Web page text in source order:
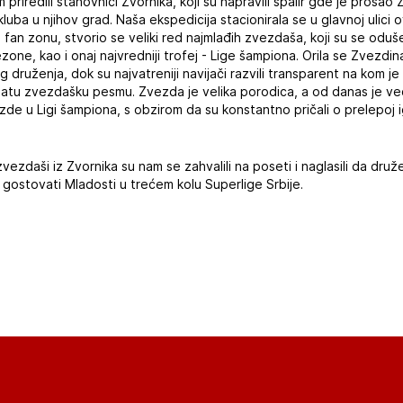
u njihov grad. Naša ekspedicija stacionirala se u glavnoj ulici
zonu, stvorio se veliki red najmlađih zvezdaša, koji su se
kao i onaj najvredniji trofej - Lige šampiona. Orila se
druženja, dok su najvatreniji navijači razvili transparent na kom
zvezdašku pesmu. Zvezda je velika porodica, a od danas je
u Ligi šampiona, s obzirom da su konstantno pričali o prelepoj
iz Zvornika su nam se zahvalili na poseti i naglasili da
Mladosti u trećem kolu Superlige Srbije.